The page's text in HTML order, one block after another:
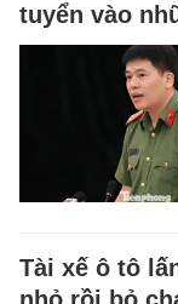
tuyển vào
Tài xế ô tô